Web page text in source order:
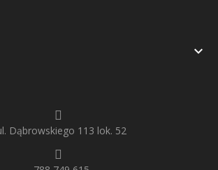

Dąbrowskiego 113 lok. 52